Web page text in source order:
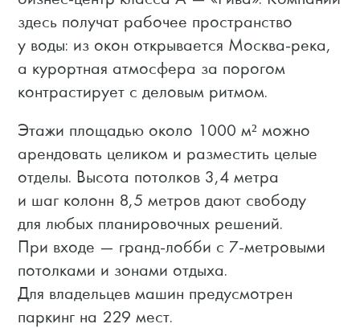
здесь получат рабочее пространство
у воды: из окон открывается Москва-река,
а курортная атмосфера за порогом
контрастирует с деловым ритмом.
Этажи площадью около 1000 м² можно
арендовать целиком и разместить целые
отделы. Высота потолков 3,4 метра
и шаг колонн 8,5 метров дают свободу
для любых планировочных решений.
При входе — гранд-лобби с 7-метровыми
потолками и зонами отдыха.
Для владельцев машин предусмотрен
паркинг на 229 мест.